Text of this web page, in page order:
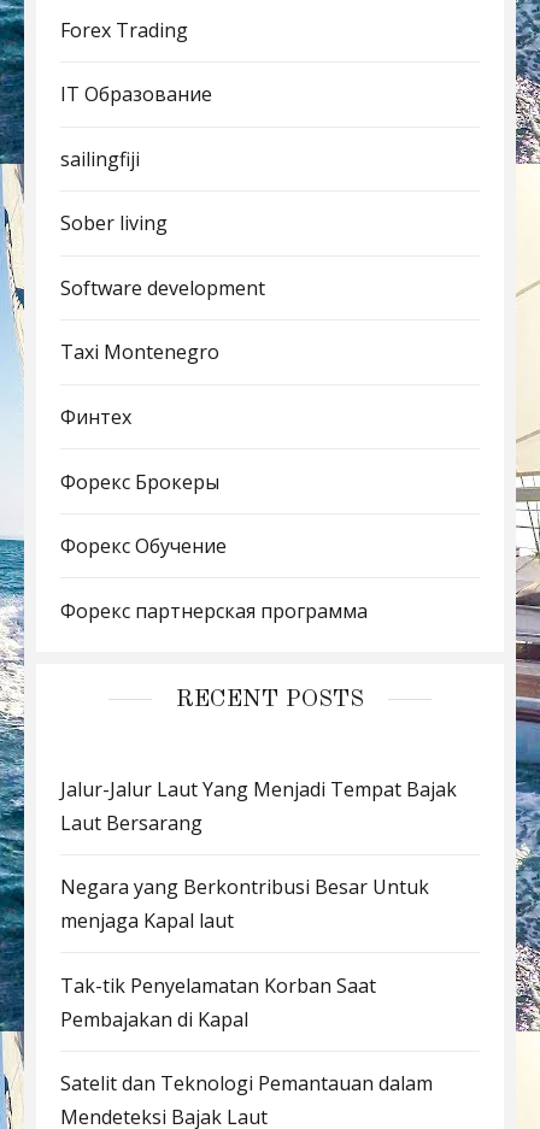
Forex Trading
IT Образование
sailingfiji
Sober living
Software development
Taxi Montenegro
Финтех
Форекс Брокеры
Форекс Обучение
Форекс партнерская программа
RECENT POSTS
Jalur-Jalur Laut Yang Menjadi Tempat Bajak
Laut Bersarang
Negara yang Berkontribusi Besar Untuk
menjaga Kapal laut
Tak-tik Penyelamatan Korban Saat
Pembajakan di Kapal
Satelit dan Teknologi Pemantauan dalam
Mendeteksi Bajak Laut